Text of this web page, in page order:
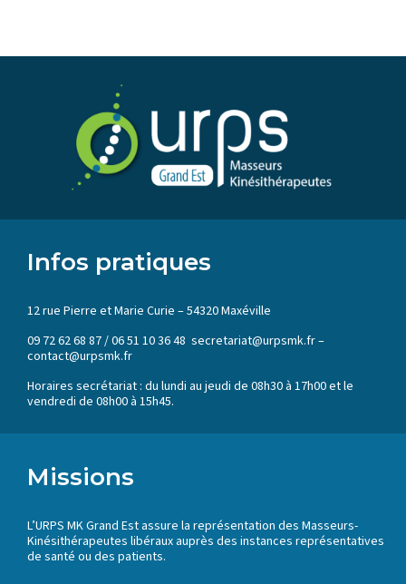
Infos pratiques
12 rue Pierre et Marie Curie – 54320 Maxéville
09 72 62 68 87 / 06 51 10 36 48 secretariat@urpsmk.fr –
contact@urpsmk.fr
Horaires secrétariat : du lundi au jeudi de 08h30 à 17h00 et le
vendredi de 08h00 à 15h45.
Missions
L’URPS MK Grand Est assure la représentation des Masseurs-
Kinésithérapeutes libéraux auprès des instances représentatives
de santé ou des patients.